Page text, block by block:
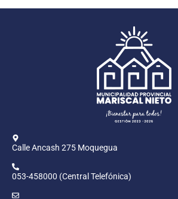
Calle Ancash 275 Moquegua
053-458000 (Central Telefónica)